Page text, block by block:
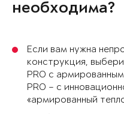
необходима?
Если вам нужна
конструкция,
PRO с
PRO – с
«армированный